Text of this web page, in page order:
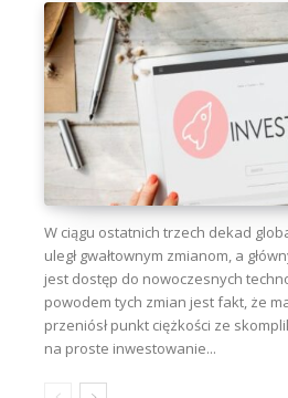
W ciągu ostatnich trzech dekad
uległ gwałtownym zmianom, a
jest dostęp do nowoczesnych
powodem tych zmian jest fakt, że
przeniósł punkt ciężkości ze
na proste inwestowanie...